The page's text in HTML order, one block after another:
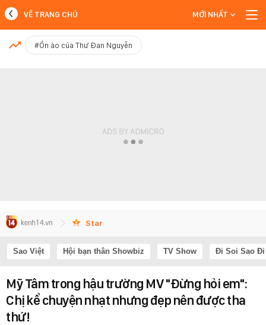
MỚI NHẤT
VỀ TRANG CHỦ MỚI NHẤT
#Ồn ào của Thư Đan Nguyễn
Star
Sao Việt Hội bạn thân Showbiz TV Show Đi Soi Sao Đi
Mỹ Tâm trong hậu trường MV "Đừng hỏi em":
Chị kể chuyện nhạt nhưng đẹp nên được tha
thứ!